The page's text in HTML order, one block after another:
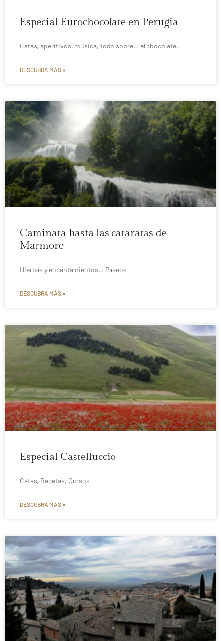
Especial Eurochocolate en Perugia
Catas, aperitivos, música, todo sobre… el chocolate.
DESCUBRA MÁS »
Caminata hasta las cataratas de
Marmore
Hierbas y encantamientos… Paseos
DESCUBRA MÁS »
Especial Castelluccio
Catas, Recetas, Cursos
DESCUBRA MÁS »